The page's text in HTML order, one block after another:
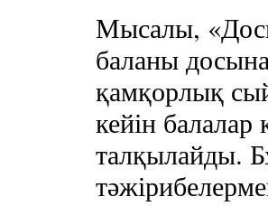
Мысалы,
баланы
қамқорлық
кейін
талқылайды.